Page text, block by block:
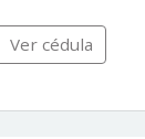
Ver cédula